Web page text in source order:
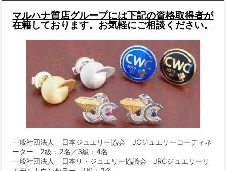
マルハナ質店グループには下記の資格取得者が
在籍しております。お気軽にご相談ください。
一般社団法人 日本ジュエリー協会 JCジュエリーコーディネ
ーター 2級：2名／3級：4名
一般社団法人 日本リ・ジュエリー協議会 JRCジュエリーリ